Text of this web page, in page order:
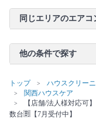
同じエリアのエア
他の条件で探す
トップ ハウスクリー
関西ハウスケア
【店舗/法人様対応可
数台🈹【7月受付中】